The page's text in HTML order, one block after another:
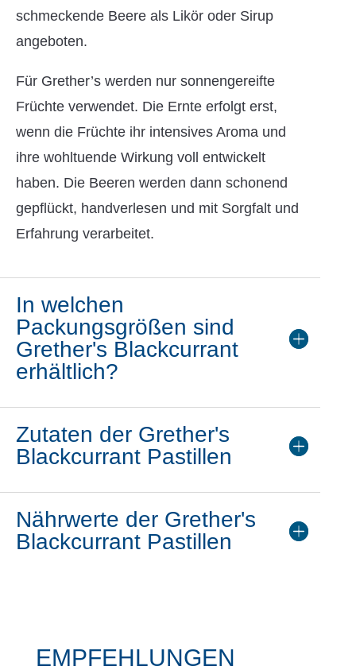
schmeckende Beere als Likör oder Sirup
angeboten.
Für Grether’s werden nur sonnengereifte
Früchte verwendet. Die Ernte erfolgt erst,
wenn die Früchte ihr intensives Aroma und
ihre wohltuende Wirkung voll entwickelt
haben. Die Beeren werden dann schonend
gepflückt, handverlesen und mit Sorgfalt und
Erfahrung verarbeitet.
In welchen
Packungsgrößen sind
Grether's Blackcurrant
erhältlich?
Zutaten der Grether's
Blackcurrant Pastillen
Nährwerte der Grether's
Blackcurrant Pastillen
EMPFEHLUNGEN